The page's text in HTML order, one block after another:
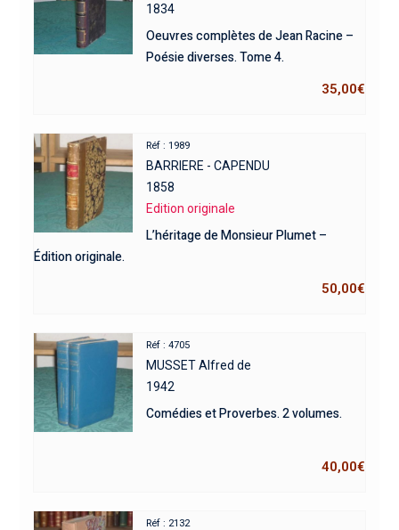
1834
Oeuvres complètes de Jean Racine –
Poésie diverses. Tome 4.
35,00€
Réf : 1989
BARRIERE - CAPENDU
1858
Edition originale
L’héritage de Monsieur Plumet –
Édition originale.
50,00€
Réf : 4705
MUSSET Alfred de
1942
Comédies et Proverbes. 2 volumes.
40,00€
Réf : 2132